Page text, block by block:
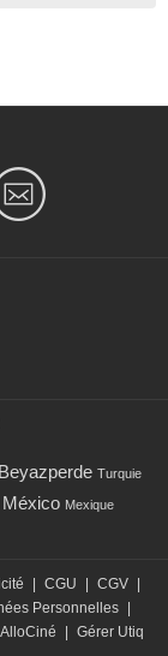
Beyazperde Turquie
Mexique
CGU CGV
Personnelles
Gérer Utiq